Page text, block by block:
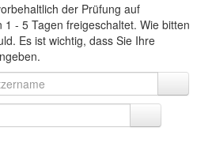
der Prüfung auf
- 5 Tagen freigeschaltet. Wie bitten
Es ist wichtig, dass Sie Ihre